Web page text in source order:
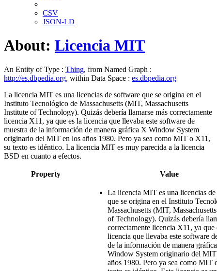
CSV
JSON-LD
About: Licencia MIT
An Entity of Type : Thing, from Named Graph :
http://es.dbpedia.org, within Data Space : es.dbpedia.org
La licencia MIT es una licencias de software que se origina en el
Instituto Tecnológico de Massachusetts (MIT, Massachusetts
Institute of Technology). Quizás debería llamarse más correctamente
licencia X11, ya que es la licencia que llevaba este software de
muestra de la información de manera gráfica X Window System
originario del MIT en los años 1980. Pero ya sea como MIT o X11,
su texto es idéntico. La licencia MIT es muy parecida a la licencia
BSD​ en cuanto a efectos.
Property Value
La licencia MIT es una licencias
que se origina en el Instituto
Massachusetts (MIT,
of Technology). Quizás debería
correctamente licencia X11, ya que
licencia que llevaba este software
de la información de manera
Window System originario del
años 1980. Pero ya sea como MIT